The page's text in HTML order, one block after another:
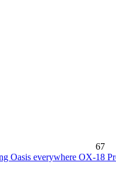
67
Oasis everywhere OX-18